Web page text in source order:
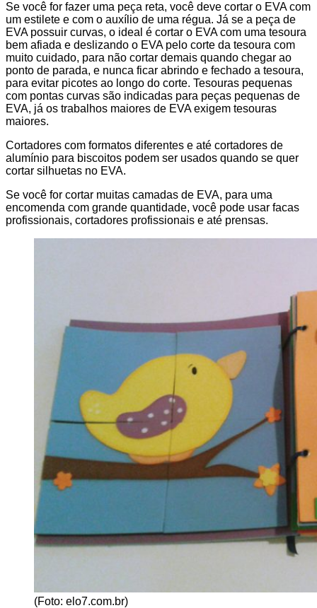
Se você for fazer uma peça reta, você deve cortar o EVA com
um estilete e com o auxílio de uma régua. Já se a peça de
EVA possuir curvas, o ideal é cortar o EVA com uma tesoura
bem afiada e deslizando o EVA pelo corte da tesoura com
muito cuidado, para não cortar demais quando chegar ao
ponto de parada, e nunca ficar abrindo e fechado a tesoura,
para evitar picotes ao longo do corte. Tesouras pequenas
com pontas curvas são indicadas para peças pequenas de
EVA, já os trabalhos maiores de EVA exigem tesouras
maiores.
Cortadores com formatos diferentes e até cortadores de
alumínio para biscoitos podem ser usados quando se quer
cortar silhuetas no EVA.
Se você for cortar muitas camadas de EVA, para uma
encomenda com grande quantidade, você pode usar facas
profissionais, cortadores profissionais e até prensas.
(Foto: elo7.com.br)